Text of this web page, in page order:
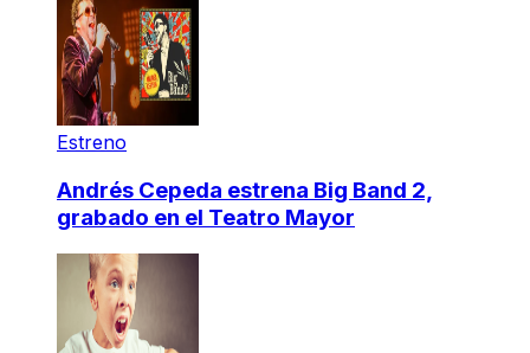
Estreno
Andrés Cepeda estrena Big Band 2,
grabado en el Teatro Mayor